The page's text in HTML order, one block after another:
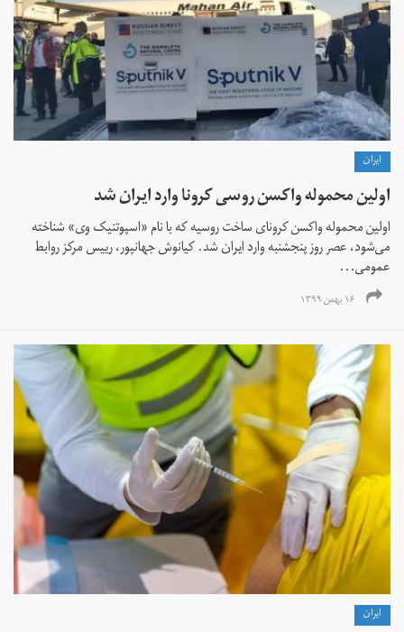
ايران
اولین محموله واکسن روسی کرونا وارد ایران شد
اولین محموله واکسن کرونای ساخت روسیه که با نام «اسپوتنیک وی» شناخته
می‌شود، عصر روز پنجشنبه وارد ایران شد. کیانوش جهانپور، رییس مرکز روابط
عمومی...
۱۶ بهمن ۱۳۹۹
ايران